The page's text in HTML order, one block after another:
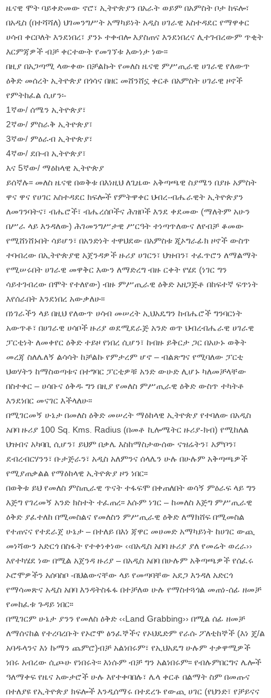
ዜናዊ ሞት ባይቀድመው ኖሮ፣ ኢትዮጵያን በአራት ወይም በአምስት ቦታ ከፍሎ፣
በአዲስ (በተሻሻለ) ህገመንግሥት አማካይነት አዲስ ሀገራዊ አስተዳደር የማዋቀር
ሀሳብ ቀርቦለት እንደነበረ፣ ያንኑ ተቀብሎ እያስጠና እንደነበረና ሊተገብረውም ጥቂት
እርምጃዎች ብቻ ቀርተውት የመገኘቱ እውነታ ነው፡፡
በዚያ በአጋጣሚ ላውቀው በቻልኩት የመለስ ዜናዊ ምሥጢራዊ ሀገራዊ የለውጥ
ዕቅድ መሰረት ኢትዮጵያ በጎሳና በዘር መሸንሸኗ ቀርቶ በአምስት ሀገራዊ ዞኖች
የምትከፈል ሲሆን፡-
1ኛው/ ሰሜን ኢትዮጵያ፣
2ኛው/ ምስራቅ ኢትዮጵያ፣
3ኛው/ ምዕራብ ኢትዮጵያ፣
4ኛው/ ደቡብ ኢትዮጵያ፣
እና 5ኛው/ ማዕከላዊ ኢትዮጵያ
ይሰኛሉ፡፡ መለስ ዜናዊ በወቅቱ በእነዚህ ለጊዜው አቅጣጫዊ ስያሜን በያዙ አምስት
ዋና ዋና የሀገር አስተዳደር ክፍሎች የምትዋቀር ህብረ-ብሔራዊት ኢትዮጵያን
ለመገንባትና፣ ብሔሮች፣ ብሔረሰቦችና ሕዝቦች እንደ ቀደመው (ማለትም አሁን
በሥራ ላይ እንዳለው) ሕገመንግሥታዊ ሥርዓት ተነጣጥለውና ለየብቻ ቆመው
የሚሸነሸኑበት ሳይሆን፣ በአንድነት ተዋህደው በአምስቱ ጂኦግራፊክ ዞኖች ውስጥ
ተባብረው በኢትዮጵያዊ አጀንዳዎች ዙሪያ ሀገርን፣ ህዝብን፣ ተፈጥሮን ለማልማት
የሚሠሩበት ሀገራዊ መዋቅር እውን ለማድረግ ብዙ ርቀት የሄደ (ነገር ግን
ሳይተገብረው በሞት የተለየው) ብዙ ምሥጢራዊ ዕቅድ አዘጋጅቶ በከፍተኛ ፍጥነት
እየሰራበት እንደነበረ አውቃለሁ፡፡
በነገራችን ላይ በዚህ የለውጥ ሀሳብ መሠረት ኢህአዴግን ከብሔሮች ግንባርነት
አውጥቶ፣ በሀገራዊ ሀሳቦች ዙሪያ ወደሚደራጅ አንድ ወጥ ህብረብሔራዊ ሀገራዊ
ፓርቲነት ለመቀየር ዕቅድ ተይዞ የነበረ ሲሆን፣ ከብዙ ይቅርታ ጋር በአሁኑ ወቅት
መረጃ ስለሌለኝ ልሳሳት ከቻልኩ የምታረም ሆኖ – ብልጽግና የሚባለው ፓርቲ
ህወሃትን ከማስወጣቱና በተግባር ፓርቲዎቹ አንድ ውሁድ ሊሆኑ ካለመቻላቸው
በስተቀር – ሀሳቡና ዕቅዱ ግን በዚያ የመለስ ምሥጢራዊ ዕቅድ ውስጥ ተካትቶ
እንደነበር መናገር እችላለሁ፡፡
በሚገርመኝ ሁኔታ በመለስ ዕቅድ መሠረት ማዕከላዊ ኢትዮጵያ የተባለው በአዲስ
አበባ ዙሪያ 100 Sq. Kms. Radius (በመቶ ኪሎሜትር ዙሪያ-ክብ) የሚከለል
ህዝብና አካባቢ ሲሆን፣ ይህም በቃሌ እስከማስታውሰው ናዝሬትን፣ አምቦን፣
ደብረብርሃንን፣ ቡታጅራን፣ አዲስ አለምንና ሰላሌን ሁሉ በሁሉም አቅጣጫዎች
የሚያጠቃልል የማዕከላዊ ኢትዮጵያ ዞን ነበር፡፡
በወቅቱ ይህ የመለስ ምስጢራዊ ጥናት ተፋፍሞ በቀጠለበት ወሳኝ ምዕራፍ ላይ ግን
እጅግ የገረመኝ አንድ ክስተት ተፈጠረ፡፡ እሱም ነገር – ከመለስ እጅግ ምሥጢራዊ
ዕቅድ ያፈተለከ በሚመስልና የመለስን ምሥጢራዊ ዕቅድ ለማክሸፍ በሚመስል
የተጠናና የተደራጀ ሁኔታ – በተለይ በእነ ጃዋር መሀመድ አማካይነት ከሀገር ውጪ
መነሻውን አድርጎ በስፋት የተቀነቀነው ‹‹በአዲስ አበባ ዙሪያ ያለ የመሬት ወረራ››
እየተካሄደ ነው በሚል አጀንዳ ዙሪያ – በአዲስ አበባ በሁሉም አቅጣጫዎች የሰፈሩ
ኦሮሞዎችን አሰባስቦ -በህልውናቸው ላይ የመጣባቸው አደጋ እንዳለ አድርጎ
የማሳመጽና አዲስ አበባ እንዳትስፋፋ በተቻለወ ሁሉ የማስተጓጎል መጠነ-ሰፊ ዘመቻ
የመከፈቱ ጉዳይ ነበር፡፡
በሚገርም ሁኔታ ያንን የመለስ ዕቅድ ‹‹Land Grabbing›› በሚል ሰፊ ዘመቻ
ለማሰናከል የተረባረቡት የኦሮሞ ፅንፈኞችና የኦህዴድም የራሱ ፖለቲከኞች (እነ ጄ/ል
አባዱላንና እነ ኩማን ጨምሮ)ብቻ አልነበሩም፣ የኢህአዴግ ሁሉም ተቃዋሚዎች
ነበሩ አብረው ሲጮሁ የነበሩት፡፡ እነሱም ብቻ ግን አልነበሩም፡፡ የብሉምበርግና ሌሎች
ዓለማቀፍ የዜና አውታሮች ሁሉ እየተቀባበሉ፣ ሌላ ቀርቶ በልማት ስም በመጡና
በተለያዩ የኢትዮጵያ ክፍሎች እንዲሰማሩ በተደረጉ የውጪ ሀገር (የህንድ፣ የቻይናና